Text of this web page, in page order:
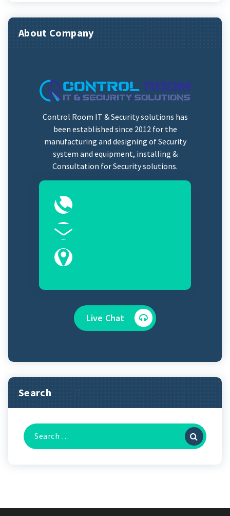
About Company
Control Room IT & Security solutions has
been established since 2012 for the
manufacturing and designing of Security
system and equipment, installing &
Consultation for Security solutions.
Live Chat
Search
Search
for: